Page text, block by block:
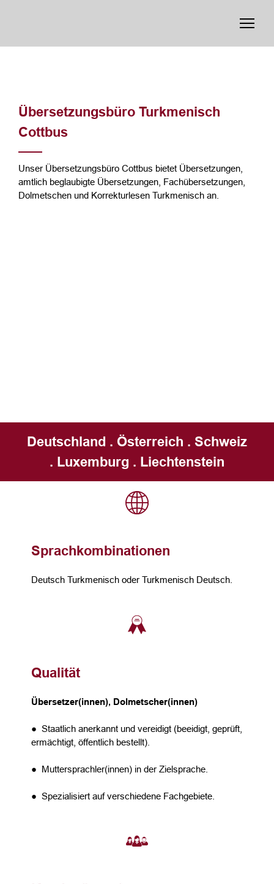
Übersetzungsbüro Turkmenisch
Cottbus
Unser Übersetzungsbüro Cottbus bietet Übersetzungen,
amtlich beglaubigte Übersetzungen, Fachübersetzungen,
Dolmetschen und Korrekturlesen Turkmenisch an.
Deutschland . Österreich . Schweiz
. Luxemburg . Liechtenstein
Sprachkombinationen
Deutsch Turkmenisch oder Turkmenisch Deutsch.
Qualität
Übersetzer(innen), Dolmetscher(innen)
● Staatlich anerkannt und vereidigt (beeidigt, geprüft,
ermächtigt, öffentlich bestellt).
● Muttersprachler(innen) in der Zielsprache.
● Spezialisiert auf verschiedene Fachgebiete.